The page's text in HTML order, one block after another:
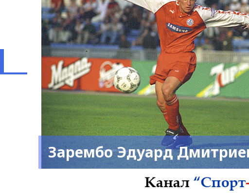
Зарембо Эдуард